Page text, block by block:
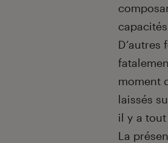
moment
laissés
il y a
La